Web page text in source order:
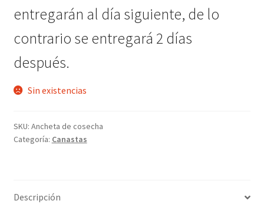
entregarán al día siguiente, de lo
contrario se entregará 2 días
después.
Sin existencias
SKU: Ancheta de cosecha
Categoría: Canastas
Descripción